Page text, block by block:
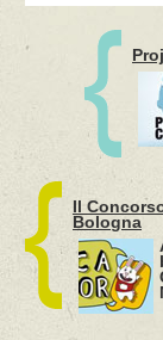
Il
Bologna